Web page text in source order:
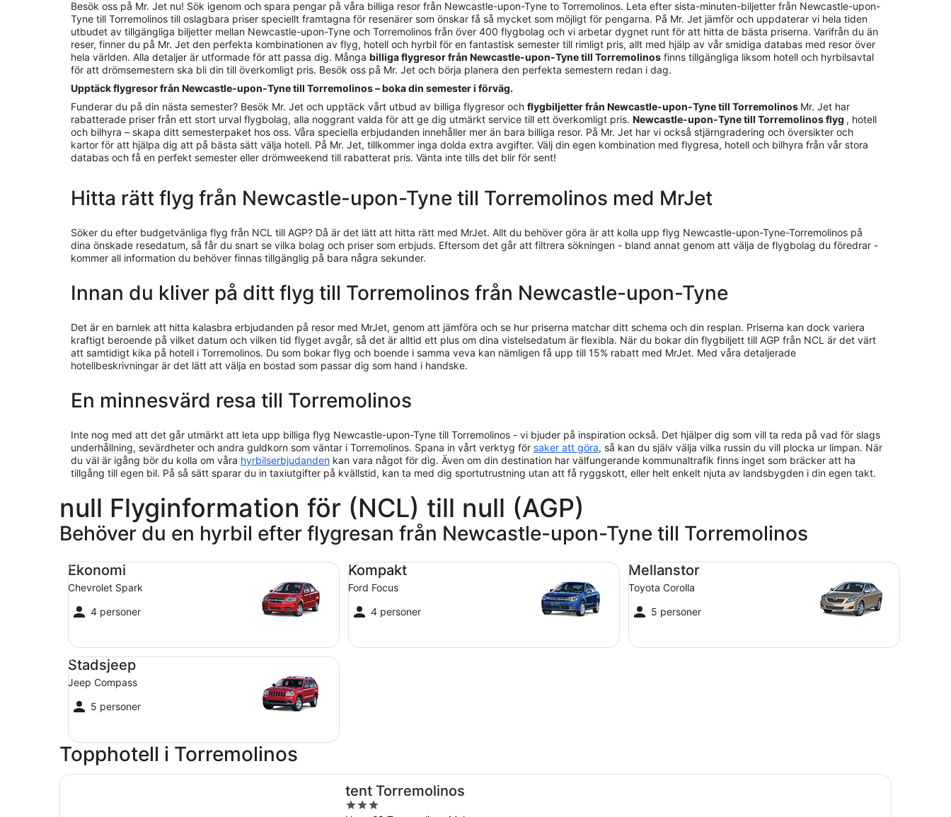
Besök oss på Mr. Jet nu! Sök igenom och spara pengar på våra billiga resor från Newcastle-upon-Tyne to Torremolinos. Leta efter sista-minuten-biljetter från Newcastle-upon-
Tyne till Torremolinos till oslagbara priser speciellt framtagna för resenärer som önskar få så mycket som möjligt för pengarna. På Mr. Jet jämför och uppdaterar vi hela tiden
utbudet av tillgängliga biljetter mellan Newcastle-upon-Tyne och Torremolinos från över 400 flygbolag och vi arbetar dygnet runt för att hitta de bästa priserna. Varifrån du än
reser, finner du på Mr. Jet den perfekta kombinationen av flyg, hotell och hyrbil för en fantastisk semester till rimligt pris, allt med hjälp av vår smidiga databas med resor över
hela världen. Alla detaljer är utformade för att passa dig. Många billiga flygresor från Newcastle-upon-Tyne till Torremolinos finns tillgängliga liksom hotell och hyrbilsavtal
för att drömsemestern ska bli din till överkomligt pris. Besök oss på Mr. Jet och börja planera den perfekta semestern redan i dag.
Upptäck flygresor från Newcastle-upon-Tyne till Torremolinos – boka din semester i förväg.
Funderar du på din nästa semester? Besök Mr. Jet och upptäck vårt utbud av billiga flygresor och flygbiljetter från Newcastle-upon-Tyne till Torremolinos Mr. Jet har
rabatterade priser från ett stort urval flygbolag, alla noggrant valda för att ge dig utmärkt service till ett överkomligt pris. Newcastle-upon-Tyne till Torremolinos flyg , hotell
och bilhyra – skapa ditt semesterpaket hos oss. Våra speciella erbjudanden innehåller mer än bara billiga resor. På Mr. Jet har vi också stjärngradering och översikter och
kartor för att hjälpa dig att på bästa sätt välja hotell. På Mr. Jet, tillkommer inga dolda extra avgifter. Välj din egen kombination med flygresa, hotell och bilhyra från vår stora
databas och få en perfekt semester eller drömweekend till rabatterat pris. Vänta inte tills det blir för sent!
Hitta rätt flyg från Newcastle-upon-Tyne till Torremolinos med MrJet
Söker du efter budgetvänliga flyg från NCL till AGP? Då är det lätt att hitta rätt med MrJet. Allt du behöver göra är att kolla upp flyg Newcastle-upon-Tyne-Torremolinos på
dina önskade resedatum, så får du snart se vilka bolag och priser som erbjuds. Eftersom det går att filtrera sökningen - bland annat genom att välja de flygbolag du föredrar -
kommer all information du behöver finnas tillgänglig på bara några sekunder.
Innan du kliver på ditt flyg till Torremolinos från Newcastle-upon-Tyne
Det är en barnlek att hitta kalasbra erbjudanden på resor med MrJet, genom att jämföra och se hur priserna matchar ditt schema och din resplan. Priserna kan dock variera
kraftigt beroende på vilket datum och vilken tid flyget avgår, så det är alltid ett plus om dina vistelsedatum är flexibla. När du bokar din flygbiljett till AGP från NCL är det värt
att samtidigt kika på hotell i Torremolinos. Du som bokar flyg och boende i samma veva kan nämligen få upp till 15% rabatt med MrJet. Med våra detaljerade
hotellbeskrivningar är det lätt att välja en bostad som passar dig som hand i handske.
En minnesvärd resa till Torremolinos
Inte nog med att det går utmärkt att leta upp billiga flyg Newcastle-upon-Tyne till Torremolinos - vi bjuder på inspiration också. Det hjälper dig som vill ta reda på vad för slags
underhållning, sevärdheter och andra guldkorn som väntar i Torremolinos. Spana in vårt verktyg för saker att göra, så kan du själv välja vilka russin du vill plocka ur limpan. När
du väl är igång bör du kolla om våra hyrbilserbjudanden kan vara något för dig. Även om din destination har välfungerande kommunaltrafik finns inget som bräcker att ha
tillgång till egen bil. På så sätt sparar du in taxiutgifter på kvällstid, kan ta med dig sportutrustning utan att få ryggskott, eller helt enkelt njuta av landsbygden i din egen takt.
null Flyginformation för (NCL) till null (AGP)
Behöver du en hyrbil efter flygresan från Newcastle-upon-Tyne till Torremolinos
Ekonomi
Chevrolet Spark
4 personer
Ekonomi Chevrolet Spark
Kompakt
Ford Focus
4 personer
Kompakt Ford Focus
Mellanstor
Toyota Corolla
5 personer
Mellanstor Toyota Corolla
Stadsjeep
Jeep Compass
5 personer
Stadsjeep Jeep Compass
Topphotell i Torremolinos
tent Torremolinos
3
Öppnas i ett nytt fönster
tent Torremolinos